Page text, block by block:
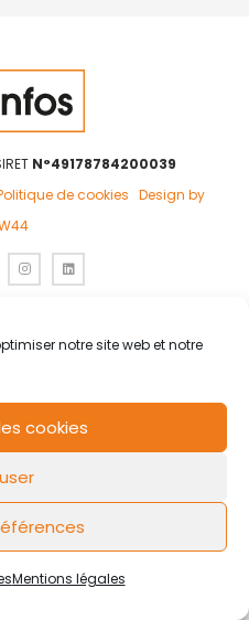
notre site web et notre
cookies
Mentions légales
N°49178784200039
de cookies Design by